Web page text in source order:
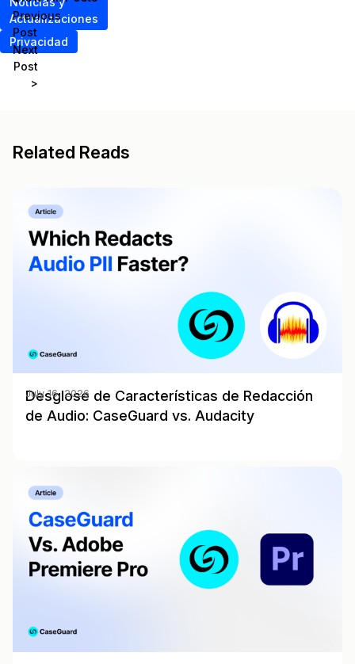
Actualizaciones
Privacidad
Previous
Post
Next
Post
>
Related Reads
Desglose de Características de Redacción
de Audio: CaseGuard vs. Audacity
July 16, 2026